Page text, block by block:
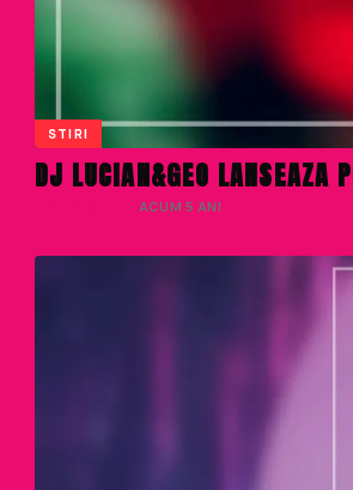
STIRI
DJ LUCIAN&GEO LANSEAZA
· ACUM 5 ANI